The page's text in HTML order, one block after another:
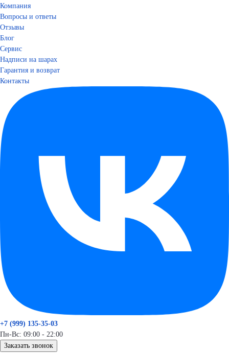
Компания
Вопросы и ответы
Отзывы
Блог
Сервис
Надписи на шарах
Гарантия и возврат
Контакты
+7 (999) 135-35-03
Пн-Вс: 09:00 - 22:00
Заказать звонок